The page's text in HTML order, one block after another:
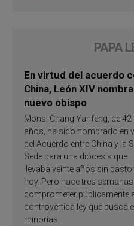
PAPA
En virtud del acuerdo
China, León XIV
nuevo obispo
Mons. Chang Yanfeng, de 42
años, ha sido nombrado en
del Acuerdo entre China y la
Sede para una diócesis que
llevaba veinte años sin
hoy. Pero hace tres
comprometer públicamente
controvertida ley que busca
minorías.